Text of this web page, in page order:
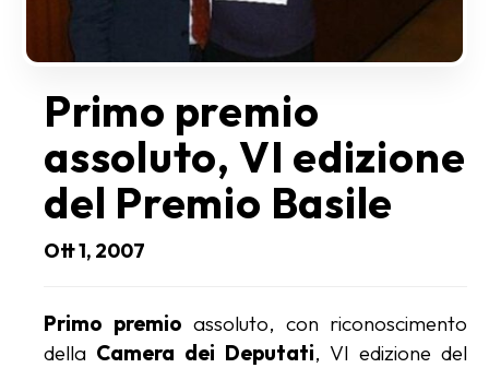
Primo premio
assoluto, VI edizione
del Premio Basile
Ott 1, 2007
Primo premio assoluto, con riconoscimento
della Camera dei Deputati, VI edizione del